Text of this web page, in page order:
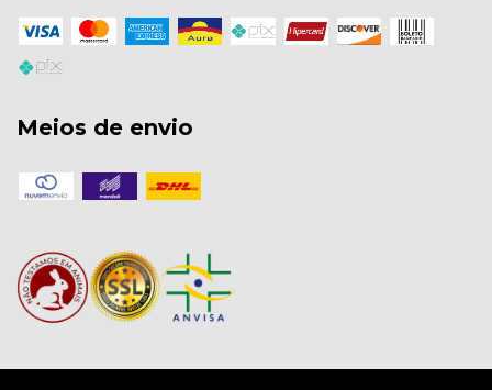
Meios de envio